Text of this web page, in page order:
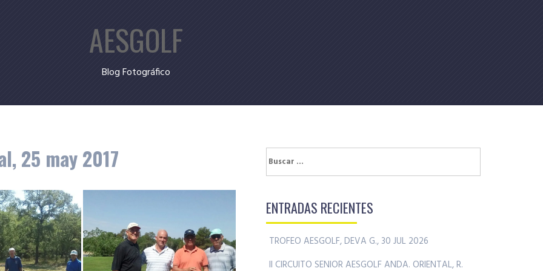
AESGOLF
Blog Fotográfico
25 may 2017 Buscar:
ENTRADAS RECIENTES
TROFEO AESGOLF, DEVA G., 30 JUL 2026
II CIRCUITO SENIOR AESGOLF ANDA. ORIENTAL, R.